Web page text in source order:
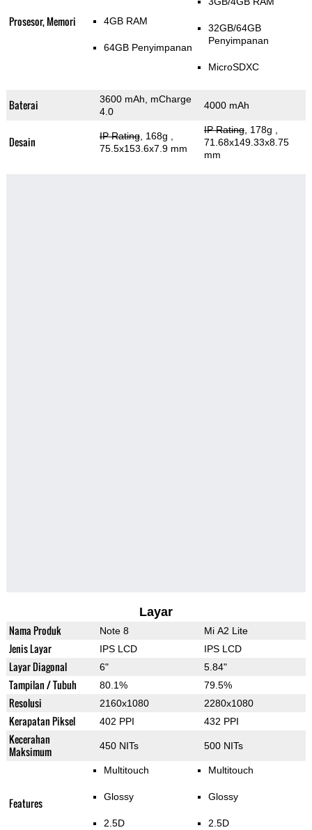
Prosesor, Memori 4GB RAM
64GB Penyimpanan
32GB/64GB
Penyimpanan
MicroSDXC
Baterai
3600 mAh, mCharge
4.0
4000 mAh
Desain IP Rating, 168g
75.5x153.6x7.9 mm
IP Rating, 178g
71.68x149.33x8.75
mm
Layar
Nama Produk Note 8 Mi A2 Lite
Jenis Layar IPS LCD IPS LCD
Layar Diagonal 6" 5.84"
Tampilan / Tubuh 80.1% 79.5%
Resolusi 2160x1080 2280x1080
Kerapatan Piksel 402 PPI 432 PPI
Kecerahan
Maksimum
450 NITs 500 NITs
Features
Multitouch
Glossy
2.5D
Multitouch
Glossy
2.5D